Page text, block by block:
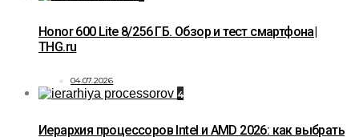
Honor 600 Lite 8/256 ГБ. Обзор и тест смартфона|
THG.ru
04.07.2026
4
Иерархия процессоров Intel и AMD 2026: как выбрать